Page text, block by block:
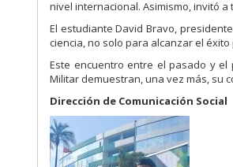
nivel internacional. Asimismo, invitó
El estudiante David Bravo,
ciencia, no solo para alcanzar el
Este encuentro entre el pasado y el
Militar demuestran, una vez más, su
Dirección de Comunicación Social